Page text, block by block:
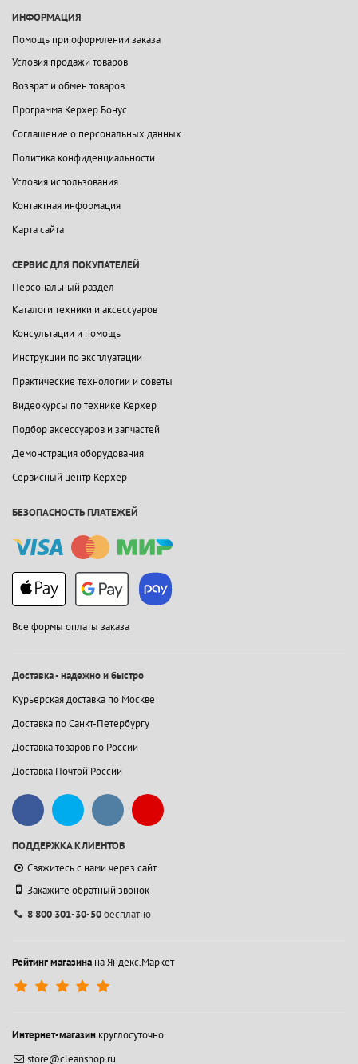
ИНФОРМАЦИЯ
Помощь при оформлении заказа
Условия продажи товаров
Возврат и обмен товаров
Программа Керхер Бонус
Соглашение о персональных данных
Политика конфиденциальности
Условия использования
Контактная информация
Карта сайта
СЕРВИС ДЛЯ ПОКУПАТЕЛЕЙ
Персональный раздел
Каталоги техники и аксессуаров
Консультации и помощь
Инструкции по эксплуатации
Практические технологии и советы
Видеокурсы по технике Керхер
Подбор аксессуаров и запчастей
Демонстрация оборудования
Сервисный центр Керхер
БЕЗОПАСНОСТЬ ПЛАТЕЖЕЙ
Все формы оплаты заказа
Доставка - надежно и быстро
Курьерская доставка по Москве
Доставка по Санкт-Петербургу
Доставка товаров по России
Доставка Почтой России
ПОДДЕРЖКА КЛИЕНТОВ
Свяжитесь с нами через сайт
Закажите обратный звонок
8 800 301-30-50бесплатно
Рейтинг магазина на Яндекс.Маркет
Интернет-магазин круглосуточно
store@cleanshop.ru